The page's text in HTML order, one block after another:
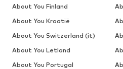
About You Finland
About You Kroatië
About You Switzerland (it)
About You Letland
About You Portugal